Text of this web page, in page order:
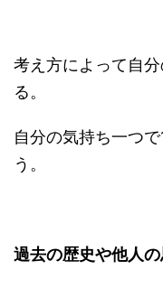
考え方によって自
る。
自分の気持ち一つ
う。
過去の歴史や他人の